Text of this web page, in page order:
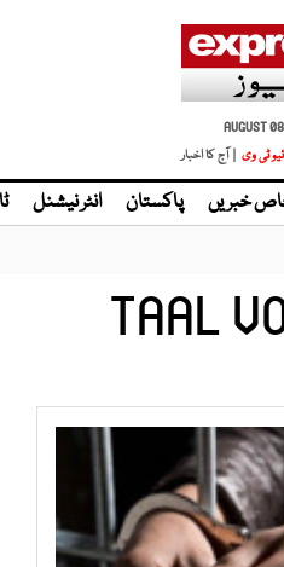
AUGUST
ٹی وی | آج کا اخبار
خبریں پاکستان انٹر نیشنل
TAAL